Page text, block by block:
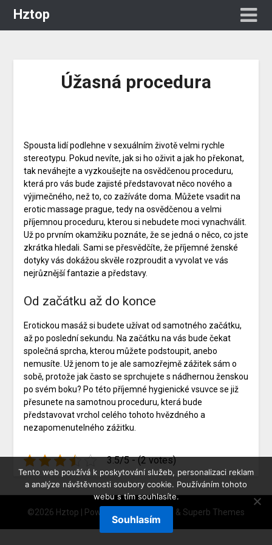
Hztop
Úžasná procedura
Spousta lidí podlehne v sexuálním životě velmi rychle
stereotypu. Pokud nevíte, jak si ho oživit a jak ho překonat,
tak neváhejte a vyzkoušejte na osvědčenou proceduru,
která pro vás bude zajisté představovat něco nového a
výjimečného, než to, co zažíváte doma. Můžete vsadit na
erotic massage prague, tedy na osvědčenou a velmi
příjemnou proceduru, kterou si nebudete moci vynachválit.
Už po prvním okamžiku poznáte, že se jedná o něco, co jste
zkrátka hledali. Sami se přesvědčíte, že příjemné ženské
dotyky vás dokážou skvěle rozproudit a vyvolat ve vás
nejrůznější fantazie a představy.
Od začátku až do konce
Erotickou masáž si budete užívat od samotného začátku,
až po poslední sekundu. Na začátku na vás bude čekat
společná sprcha, kterou můžete podstoupit, anebo
nemusíte. Už jenom to je ale samozřejmě zážitek sám o
sobě, protože jak často se sprchujete s nádhernou ženskou
po svém boku? Po této příjemné hygienické vsuvce se již
přesunete na samotnou proceduru, která bude
představovat vrchol celého tohoto hvězdného a
nezapomenutelného zážitku.
3.5/5 - (2 votes)
©2026 Hztop | Powered by & Superb Themes
Tento web používá k poskytování služeb, personalizaci reklam
a analýze návštěvnosti soubory cookie. Používáním tohoto
webu s tím souhlasíte.
Souhlasím